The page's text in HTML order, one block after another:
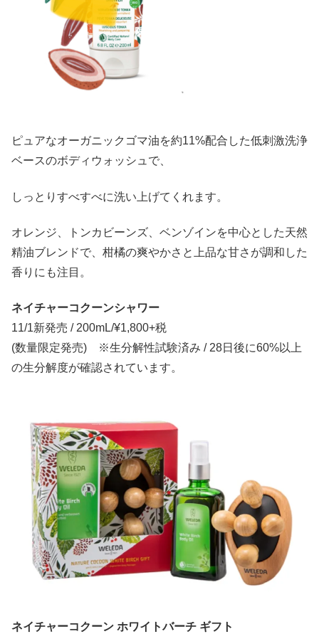
ピュアなオーガニックゴマ油を約11%配合した低刺激洗浄
ベースのボディウォッシュで、
しっとりすべすべに洗い上げてくれます。
オレンジ、トンカビーンズ、ベンゾインを中心とした天然
精油ブレンドで、柑橘の爽やかさと上品な甘さが調和した
香りにも注目。
ネイチャーコクーンシャワー
11/1新発売 / 200mL/¥1,800+税
(数量限定発売) ※生分解性試験済み / 28日後に60%以上
の生分解度が確認されています。
ネイチャーコクーン ホワイトバーチ ギフト